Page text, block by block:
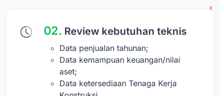
02. Review kebutuhan teknis
Data penjualan tahunan;
Data kemampuan keuangan/nilai
aset;
Data ketersediaan Tenaga Kerja